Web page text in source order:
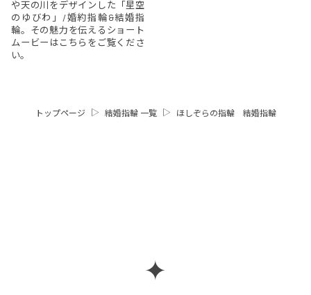
や天の川をデザインした「星空
のゆびわ」/婚約指輪&結婚指
輪。その魅力を伝えるショート
ムービーはこちらをご覧くださ
い。
トップページ 結婚指輪 一覧 ほしぞらの指輪 結婚指輪
✦